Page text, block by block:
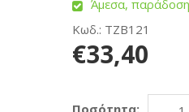
Άμεσα,
Κωδ.: TZB121
€33,40
Ποσότητα: